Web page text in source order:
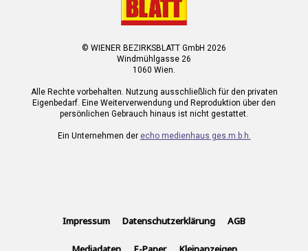
© WIENER BEZIRKSBLATT GmbH 2026
Windmühlgasse 26
1060 Wien.
Alle Rechte vorbehalten. Nutzung ausschließlich für den privaten
Eigenbedarf. Eine Weiterverwendung und Reproduktion über den
persönlichen Gebrauch hinaus ist nicht gestattet.
Ein Unternehmen der echo medienhaus ges.m.b.h.
Impressum Datenschutzerklärung AGB